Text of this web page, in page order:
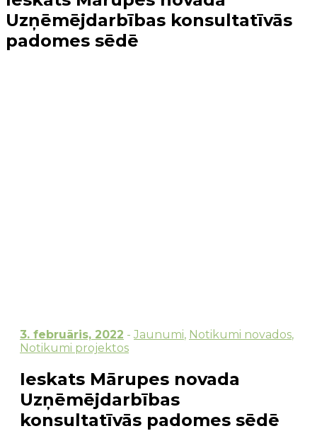
Uzņēmējdarbības konsultatīvās
padomes sēdē
3. februāris, 2022 - Jaunumi, Notikumi novados,
Notikumi projektos
Ieskats Mārupes novada
Uzņēmējdarbības
konsultatīvās padomes sēdē